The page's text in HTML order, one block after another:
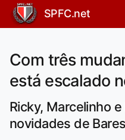
SPFC.net
Com três
está escalado
Ricky, Marcelinho
novidades de